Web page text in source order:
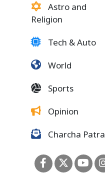
Astro and
Religion
Tech & Auto
World
Sports
Opinion
Charcha Patra